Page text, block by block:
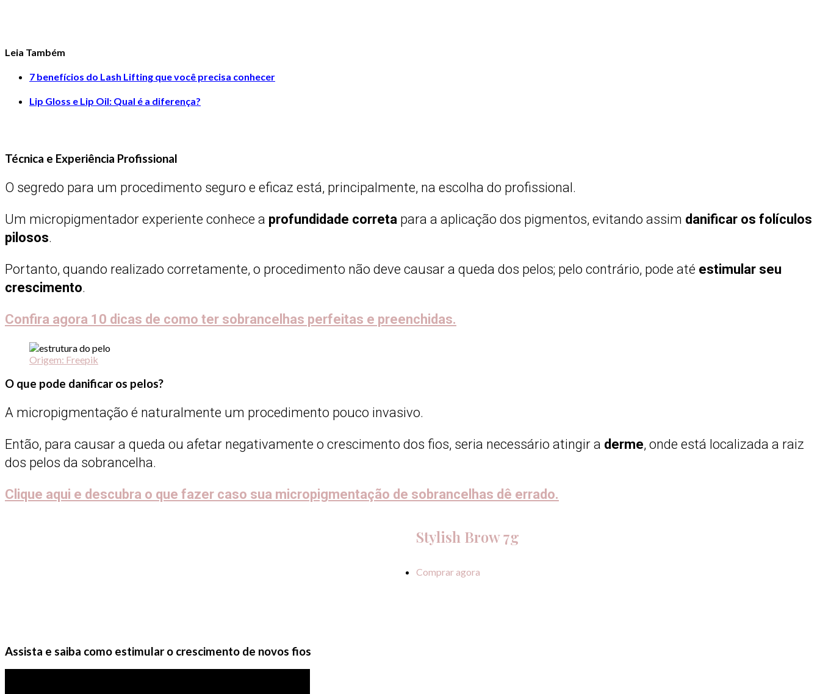
Leia Também
7 benefícios do Lash Lifting que você precisa conhecer
Lip Gloss e Lip Oil: Qual é a diferença?
Técnica e Experiência Profissional
O segredo para um procedimento seguro e eficaz está, principalmente, na escolha do profissional.
Um micropigmentador experiente conhece a profundidade correta para a aplicação dos pigmentos, evitando assim danificar os folículos
pilosos.
Portanto, quando realizado corretamente, o procedimento não deve causar a queda dos pelos; pelo contrário, pode até estimular seu
crescimento.
Confira agora 10 dicas de como ter sobrancelhas perfeitas e preenchidas.
Origem: Freepik
O que pode danificar os pelos?
A micropigmentação é naturalmente um procedimento pouco invasivo.
Então, para causar a queda ou afetar negativamente o crescimento dos fios, seria necessário atingir a derme, onde está localizada a raiz
dos pelos da sobrancelha.
Clique aqui e descubra o que fazer caso sua micropigmentação de sobrancelhas dê errado.
Stylish Brow 7g
Comprar agora
Assista e saiba como estimular o crescimento de novos fios